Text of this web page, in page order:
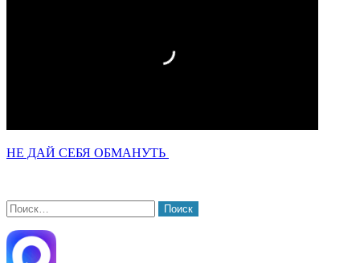
НЕ ДАЙ СЕБЯ ОБМАНУТЬ
Найти: